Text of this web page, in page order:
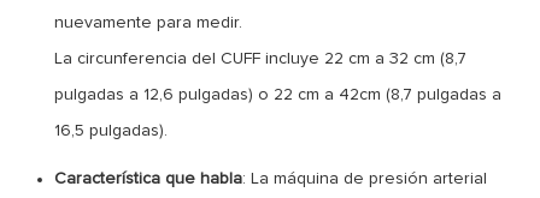
nuevamente para medir.
La circunferencia del CUFF incluye 22 cm a 32 cm (8,7
pulgadas a 12,6 pulgadas) o 22 cm a 42cm (8,7 pulgadas a
16,5 pulgadas).
Característica que habla: La máquina de presión arterial